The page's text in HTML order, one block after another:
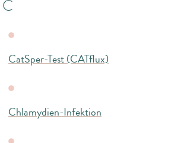
C
CatSper-Test (CATflux)
Chlamydien-Infektion